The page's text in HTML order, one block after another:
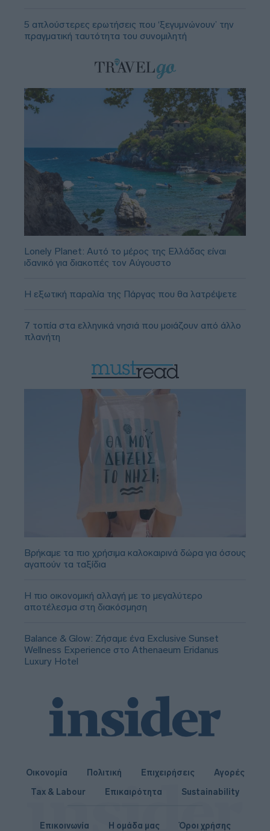
5 απλούστερες ερωτήσεις που ‘ξεγυμνώνουν’ την
πραγματική ταυτότητα του συνομιλητή
Lonely Planet: Αυτό το μέρος της Ελλάδας είναι
ιδανικό για διακοπές τον Αύγουστο
Η εξωτική παραλία της Πάργας που θα λατρέψετε
7 τοπία στα ελληνικά νησιά που μοιάζουν από άλλο
πλανήτη
Βρήκαμε τα πιο χρήσιμα καλοκαιρινά δώρα για όσους
αγαπούν τα ταξίδια
Η πιο οικονομική αλλαγή με το μεγαλύτερο
αποτέλεσμα στη διακόσμηση
Balance & Glow: Ζήσαμε ένα Exclusive Sunset
Wellness Experience στο Athenaeum Eridanus
Luxury Hotel
Οικονομία Πολιτική Επιχειρήσεις
Αγορές
Tax & Labour
Επικαιρότητα Sustainability
Επικοινωνία Η ομάδα μας Όροι χρήσης